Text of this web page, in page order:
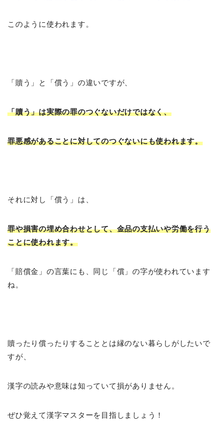
このように使われます。
「贖う」と「償う」の違いですが、
「贖う」は実際の罪のつぐないだけではなく、
罪悪感があることに対してのつぐないにも使われます。
それに対し「償う」は、
罪や損害の埋め合わせとして、金品の支払いや労働を行う
ことに使われます。
「賠償金」の言葉にも、同じ「償」の字が使われています
ね。
贖ったり償ったりすることとは縁のない暮らしがしたいで
すが、
漢字の読みや意味は知っていて損がありません。
ぜひ覚えて漢字マスターを目指しましょう！